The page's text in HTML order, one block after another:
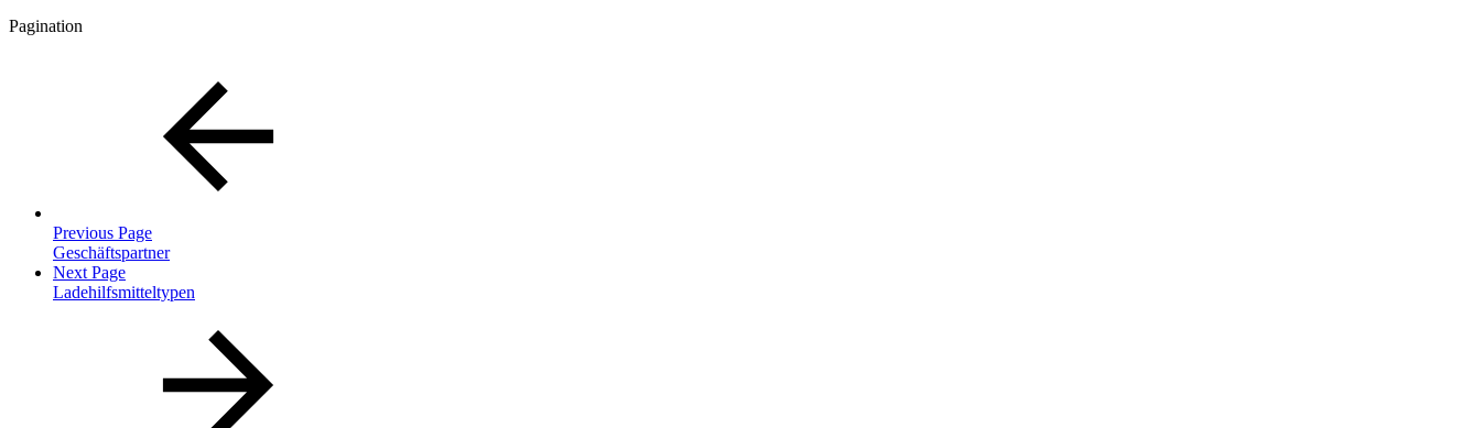
Pagination
Previous Page
Geschäftspartner
Next Page
Ladehilfsmitteltypen